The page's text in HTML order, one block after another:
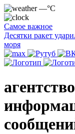
—°C
Самое важное
Десятки ракет
моря
агентство